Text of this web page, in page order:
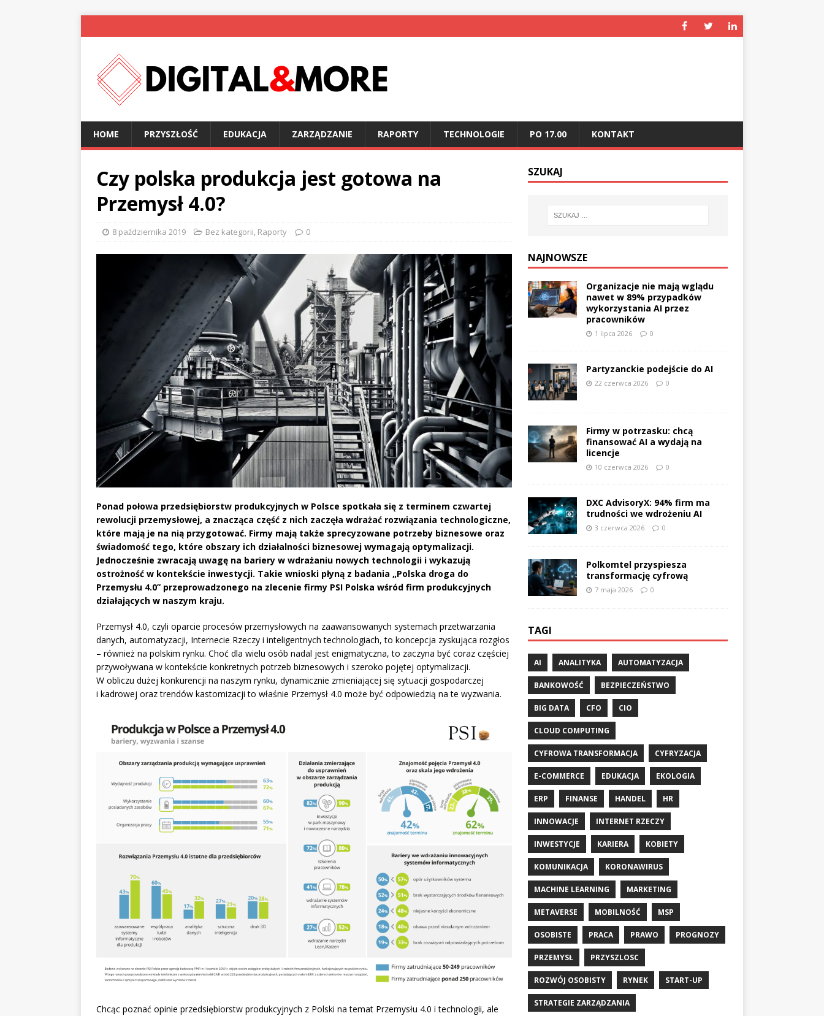
HOME PRZYSZŁOŚĆ EDUKACJA ZARZĄDZANIE RAPORTY TECHNOLOGIE PO 17.00 KONTAKT
Czy polska produkcja jest gotowa na
Przemysł 4.0?
8 października 2019 Bez kategorii, Raporty 0
Ponad połowa przedsiębiorstw produkcyjnych w Polsce spotkała się z terminem czwartej
rewolucji przemysłowej, a znacząca część z nich zaczęła wdrażać rozwiązania technologiczne,
które mają je na nią przygotować. Firmy mają także sprecyzowane potrzeby biznesowe oraz
świadomość tego, które obszary ich działalności biznesowej wymagają optymalizacji.
Jednocześnie zwracają uwagę na bariery w wdrażaniu nowych technologii i wykazują
ostrożność w kontekście inwestycji. Takie wnioski płyną z badania „Polska droga do
Przemysłu 4.0” przeprowadzonego na zlecenie firmy PSI Polska wśród firm produkcyjnych
działających w naszym kraju.
Przemysł 4.0, czyli oparcie procesów przemysłowych na zaawansowanych systemach przetwarzania
danych, automatyzacji, Internecie Rzeczy i inteligentnych technologiach, to koncepcja zyskująca rozgłos
– również na polskim rynku. Choć dla wielu osób nadal jest enigmatyczna, to zaczyna być coraz częściej
przywoływana w kontekście konkretnych potrzeb biznesowych i szeroko pojętej optymalizacji.
W obliczu dużej konkurencji na naszym rynku, dynamicznie zmieniającej się sytuacji gospodarczej
i kadrowej oraz trendów kastomizacji to właśnie Przemysł 4.0 może być odpowiedzią na te wyzwania.
Chcąc poznać opinie przedsiębiorstw produkcyjnych z Polski na temat Przemysłu 4.0 i technologii, ale
SZUKAJ
NAJNOWSZE
Organizacje nie mają wglądu
nawet w 89% przypadków
wykorzystania AI przez
pracowników
1 lipca 2026 0
Partyzanckie podejście do AI
22 czerwca 2026 0
Firmy w potrzasku: chcą
finansować AI a wydają na
licencje
10 czerwca 2026 0
DXC AdvisoryX: 94% firm ma
trudności we wdrożeniu AI
3 czerwca 2026 0
Polkomtel przyspiesza
transformację cyfrową
7 maja 2026 0
TAGI
AI ANALITYKA AUTOMATYZACJA
BANKOWOŚĆ BEZPIECZEŃSTWO
BIG DATA CFO CIO
CLOUD COMPUTING
CYFROWA TRANSFORMACJA CYFRYZACJA
E-COMMERCE EDUKACJA EKOLOGIA
ERP FINANSE HANDEL HR
INNOWACJE INTERNET RZECZY
INWESTYCJE KARIERA KOBIETY
KOMUNIKACJA KORONAWIRUS
MACHINE LEARNING MARKETING
METAVERSE MOBILNOŚĆ MSP
OSOBISTE PRACA PRAWO PROGNOZY
PRZEMYSŁ PRZYSZLOSC
ROZWÓJ OSOBISTY RYNEK START-UP
STRATEGIE ZARZĄDZANIA